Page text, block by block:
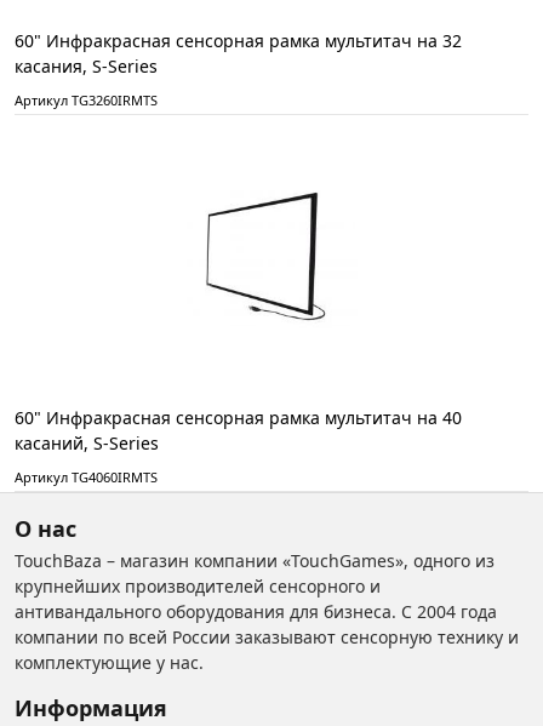
60" Инфракрасная сенсорная рамка мультитач на 32
касания, S-Series
Артикул TG3260IRMTS
60" Инфракрасная сенсорная рамка мультитач на 40
касаний, S-Series
Артикул TG4060IRMTS
О нас
TouchBaza – магазин компании «TouchGames», одного из
крупнейших производителей сенсорного и
антивандального оборудования для бизнеса. С 2004 года
компании по всей России заказывают сенсорную технику и
комплектующие у нас.
Информация